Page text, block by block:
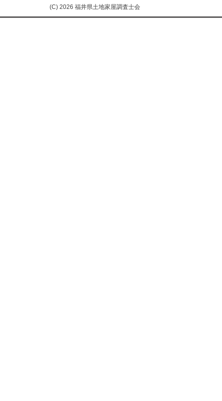
(C) 2026 福井県土地家屋調査士会